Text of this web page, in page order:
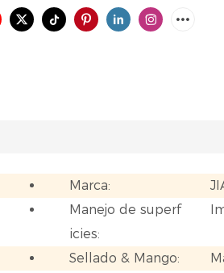
Marca:
Manejo de superf
icies:
Sellado & Mango: